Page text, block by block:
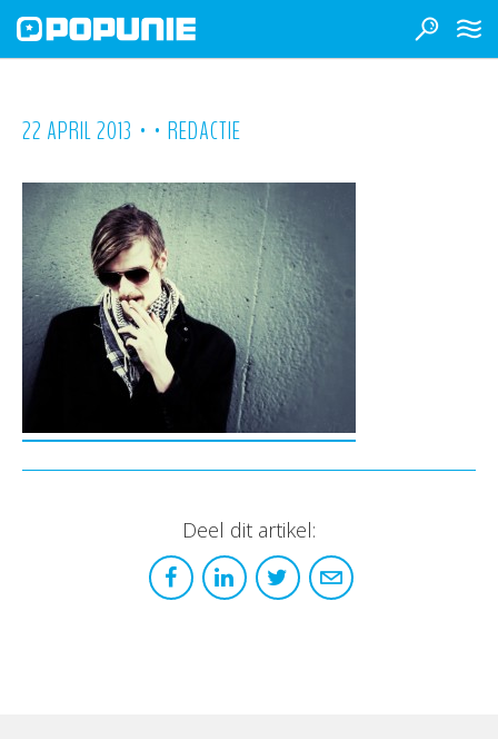
22 APRIL 2013 • • REDACTIE
Deel dit artikel: